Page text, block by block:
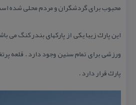
محبوب برای گردشگران و مردم محلی شده
این پارك زیبا یكی از پاركهای بندر كنگ می
ورزشی برای تمام سنین وجود دارد . قلعه
پارك قرار دارد .